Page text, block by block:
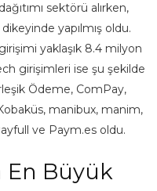
sektörü alırken,
yapılmış oldu.
yaklaşık 8.4 milyon
girişimleri ise şu şekilde
Ödeme, ComPay,
manibux, manim,
ve Paym.es oldu.
En Büyük